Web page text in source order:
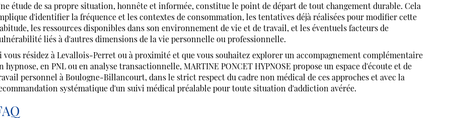
étude de sa propre situation, honnête et informée, constitue le point de départ de tout changement durable. Cela
d'identifier la fréquence et les contextes de consommation, les tentatives déjà réalisées pour modifier cette
les ressources disponibles dans son environnement de vie et de travail, et les éventuels facteurs de
liés à d'autres dimensions de la vie personnelle ou professionnelle.
vous résidez à Levallois-Perret ou à proximité et que vous souhaitez explorer un accompagnement complémentaire
hypnose, en PNL ou en analyse transactionnelle, MARTINE PONCET HYPNOSE propose un espace d'écoute et de
personnel à Boulogne-Billancourt, dans le strict respect du cadre non médical de ces approches et avec la
systématique d'un suivi médical préalable pour toute situation d'addiction avérée.